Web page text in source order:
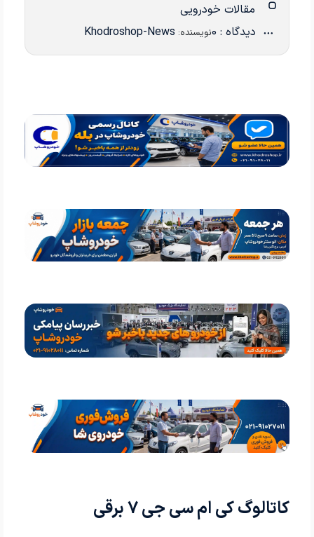
مقالات خودرویی
دیدگاه : 0 نویسنده: Khodroshop-News
کاتالوگ کی ام سی جی 7 برقی